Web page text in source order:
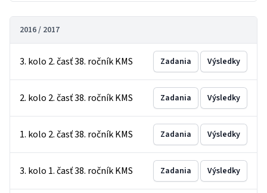
2016 / 2017
3. kolo 2. časť 38. ročník KMS Zadania Výsledky
2. kolo 2. časť 38. ročník KMS Zadania Výsledky
1. kolo 2. časť 38. ročník KMS Zadania Výsledky
3. kolo 1. časť 38. ročník KMS Zadania Výsledky